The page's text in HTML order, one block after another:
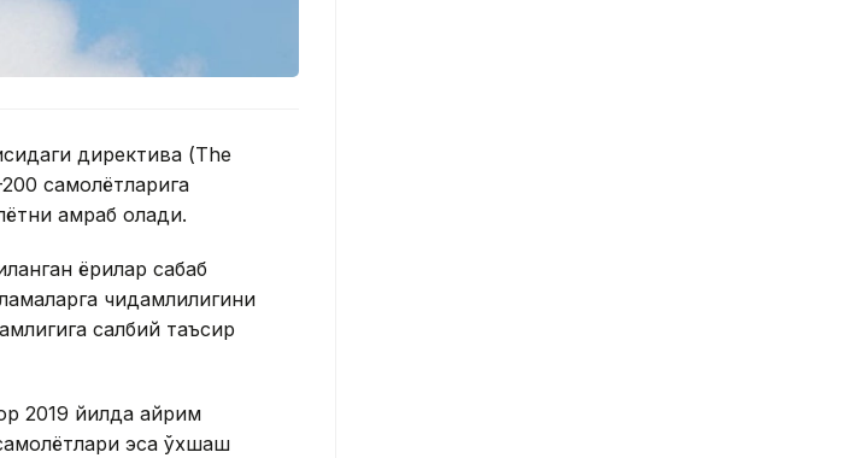
директива (The
самолётларига
қамраб олади.
ёриқлар сабаб
чидамлилигини
салбий таъсир
2019 йилда айрим
эса ўхшаш